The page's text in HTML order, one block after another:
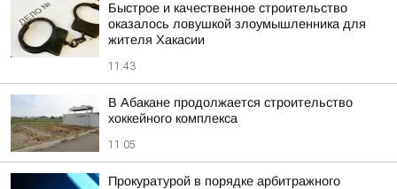
Быстрое и качественное строительство
оказалось ловушкой злоумышленника для
жителя Хакасии
11:43
В Абакане продолжается строительство
хоккейного комплекса
11:05
Прокуратурой в порядке арбитражного